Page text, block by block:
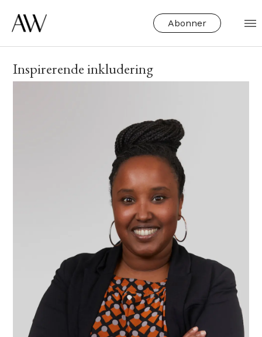
Abonner
Inspirerende inkludering